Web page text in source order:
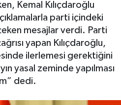
Kemal Kılıçdaroğlu
parti içindeki
mesajlar verdi. Parti
yapan Kılıçdaroğlu,
ilerlemesi gerektiğini
yasal zeminde yapılması
dedi.